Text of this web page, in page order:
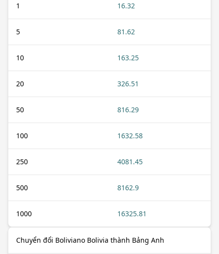
1 16.32
5 81.62
10 163.25
20 326.51
50 816.29
100 1632.58
250 4081.45
500 8162.9
1000 16325.81
Chuyển đổi Boliviano Bolivia thành Bảng Anh